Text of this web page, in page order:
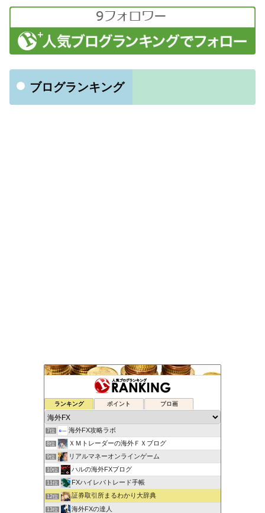
ブログランキング
ランキング ポイント ブロ画
日本人のための海外ＦＸ
6位 海外FX招待状
7位 海外FX攻略ラボ
8位 ＸＭトレーダーの海外ＦＸブログ
9位 リアルマネーオンラインゲーム
10位 ハルの海外FXブログ
11位 FXハイレバトレード手帳
12位 証券取引所まるわかり大辞典
13位 海外FXの達人